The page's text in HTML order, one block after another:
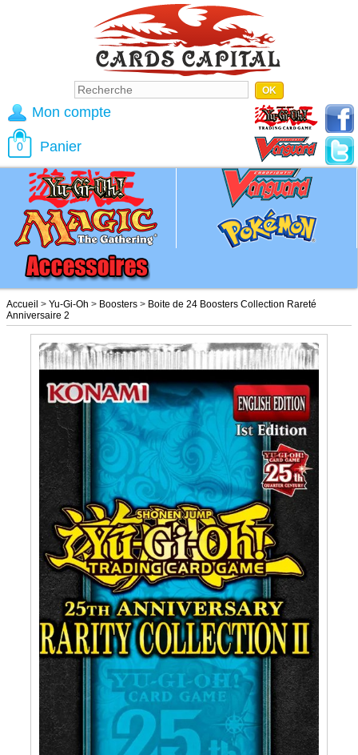
Accueil > Yu-Gi-Oh > Boosters > Boite de 24 Boosters Collection Rareté
Anniversaire 2
Mon compte
0 Panier